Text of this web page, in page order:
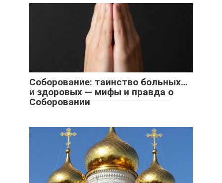
Соборование: таинство больных…
и здоровых — мифы и правда о
Соборовании